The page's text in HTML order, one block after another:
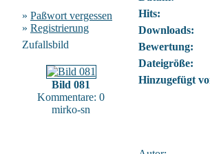
» Paßwort vergessen
» Registrierung
Zufallsbild
Bild 081
Kommentare: 0
mirko-sn
Hits:
Downloads:
Bewertung:
Dateigröße:
Hinzugefügt